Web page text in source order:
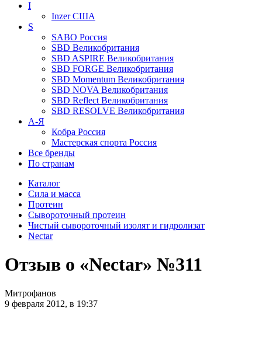
I
InzerСША
S
SABO Россия
SBD Великобритания
SBD ASPIRE Великобритания
SBD FORGE Великобритания
SBD Momentum Великобритания
SBD NOVA Великобритания
SBD Reflect Великобритания
SBD RESOLVE Великобритания
А-Я
Кобра Россия
Мастерская спорта Россия
Все бренды
По странам
Каталог
Сила и масса
Протеин
Сывороточный протеин
Чистый сывороточный изолят и гидролизат
Nectar
Отзыв о «Nectar» №311
Митрофанов
9 февраля 2012, в 19:37